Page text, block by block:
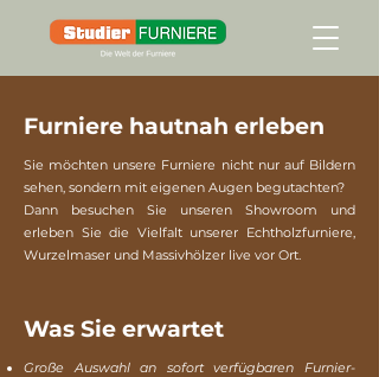
Furniere hautnah erleben
Sie möchten unsere Furniere nicht nur auf Bildern
sehen, sondern mit eigenen Augen begutachten?
Dann besuchen Sie unseren Showroom und
erleben Sie die Vielfalt unserer Echtholzfurniere,
Wurzelmaser und Massivhölzer live vor Ort.
Was Sie erwartet
Große Auswahl an sofort verfügbaren Furnier-